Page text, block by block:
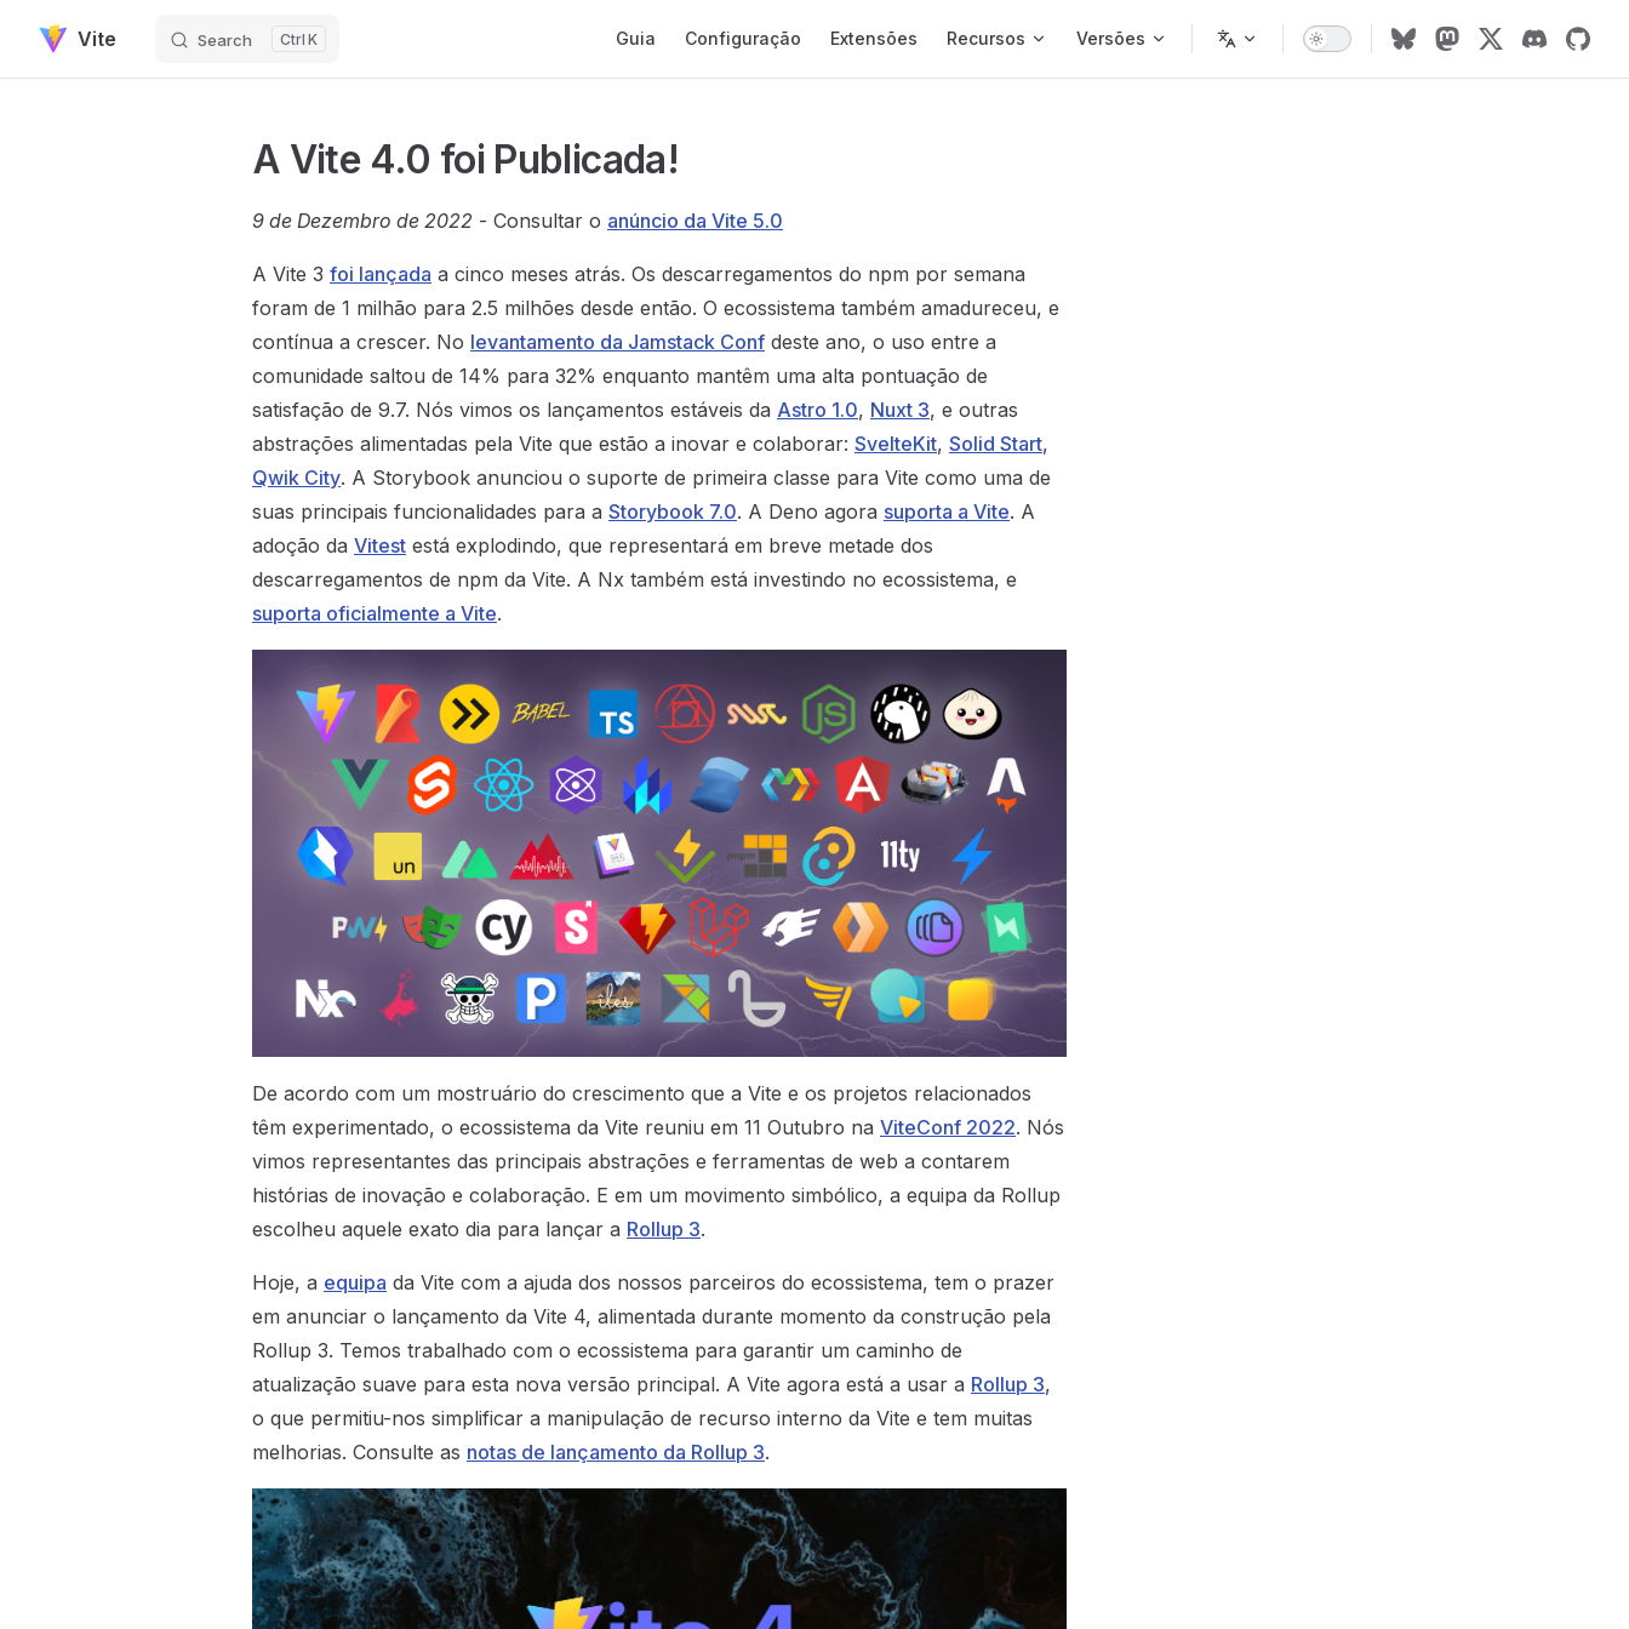
Skip to content
Vite Search K Guia Configuração Extensões Recursos Versões
A Vite 4.0 foi Publicada!
9 de Dezembro de 2022 - Consultar o anúncio da Vite 5.0
A Vite 3 foi lançada a cinco meses atrás. Os descarregamentos do npm por semana
foram de 1 milhão para 2.5 milhões desde então. O ecossistema também amadureceu, e
contínua a crescer. No levantamento da Jamstack Conf deste ano, o uso entre a
comunidade saltou de 14% para 32% enquanto mantêm uma alta pontuação de
satisfação de 9.7. Nós vimos os lançamentos estáveis da Astro 1.0, Nuxt 3, e outras
abstrações alimentadas pela Vite que estão a inovar e colaborar: SvelteKit, Solid Start,
Qwik City. A Storybook anunciou o suporte de primeira classe para Vite como uma de
suas principais funcionalidades para a Storybook 7.0. A Deno agora suporta a Vite. A
adoção da Vitest está explodindo, que representará em breve metade dos
descarregamentos de npm da Vite. A Nx também está investindo no ecossistema, e
suporta oficialmente a Vite.
De acordo com um mostruário do crescimento que a Vite e os projetos relacionados
têm experimentado, o ecossistema da Vite reuniu em 11 Outubro na ViteConf 2022. Nós
vimos representantes das principais abstrações e ferramentas de web a contarem
histórias de inovação e colaboração. E em um movimento simbólico, a equipa da Rollup
escolheu aquele exato dia para lançar a Rollup 3.
Hoje, a equipa da Vite com a ajuda dos nossos parceiros do ecossistema, tem o prazer
em anunciar o lançamento da Vite 4, alimentada durante momento da construção pela
Rollup 3. Temos trabalhado com o ecossistema para garantir um caminho de
atualização suave para esta nova versão principal. A Vite agora está a usar a Rollup 3,
o que permitiu-nos simplificar a manipulação de recurso interno da Vite e tem muitas
melhorias. Consulte as notas de lançamento da Rollup 3.